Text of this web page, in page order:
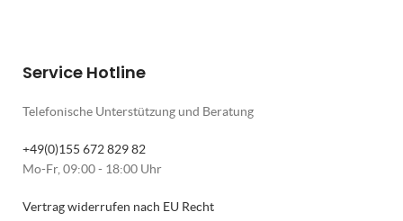
Service Hotline
Telefonische Unterstützung und Beratung
+49(0)155 672 829 82
Mo-Fr, 09:00 - 18:00 Uhr
Vertrag widerrufen nach EU Recht